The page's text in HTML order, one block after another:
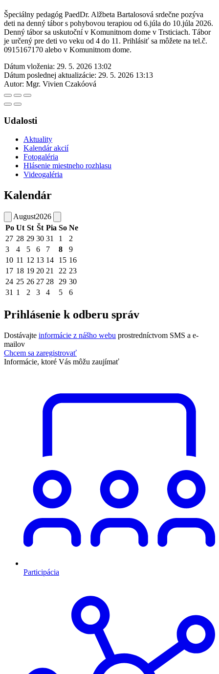
Špeciálny pedagóg PaedDr. Alžbeta Bartalosová srdečne pozýva
deti na denný tábor s pohybovou terapiou od 6.júla do 10.júla 2026.
Denný tábor sa uskutoční v Komunitnom dome v Trsticiach. Tábor
je určený pre deti vo veku od 4 do 11. Prihlásiť sa môžete na tel.č.
0915167170 alebo v Komunitnom dome.
Dátum vloženia: 29. 5. 2026 13:02
Dátum poslednej aktualizácie: 29. 5. 2026 13:13
Autor: Mgr. Vivien Czakóová
Udalosti
Aktuality
Kalendár akcií
Fotogaléria
Hlásenie miestneho rozhlasu
Videogaléria
Kalendár
August2026
Po Ut St Št Pia So Ne
27 28 29 30 31 1
2
3
4 5 6 7 8
9
10 11 12 13 14 15 16
17 18 19 20 21 22 23
24 25 26 27 28 29 30
31 1 2 3 4 5 6
Prihlásenie k odberu správ
Dostávajte informácie z nášho webu prostredníctvom SMS a e-
mailov
Chcem sa zaregistrovať
Informácie, ktoré Vás môžu zaujímať
Participácia